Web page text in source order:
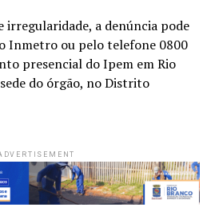
irregularidade, a denúncia pode
Inmetro ou pelo telefone 0800
presencial do Ipem em Rio
do órgão, no Distrito